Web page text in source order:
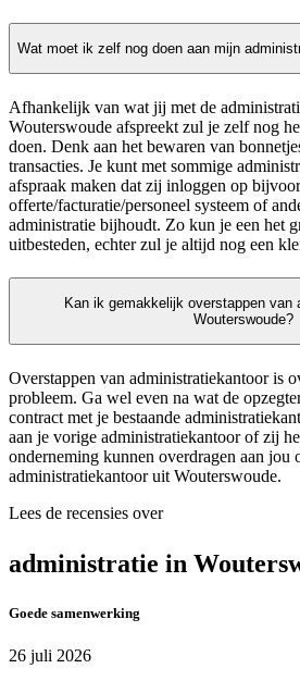
Wat moet ik zelf nog doen aan mijn
Afhankelijk van wat jij met de
Wouterswoude afspreekt zul je zelf nog
doen. Denk aan het bewaren van
transacties. Je kunt met sommige
afspraak maken dat zij inloggen op
offerte/facturatie/personeel systeem of
administratie bijhoudt. Zo kun je een het
uitbesteden, echter zul je altijd nog een
Kan ik gemakkelijk overstappen van
Wouterswoude?
Overstappen van administratiekantoor is
probleem. Ga wel even na wat de
contract met je bestaande
aan je vorige administratiekantoor of zij
onderneming kunnen overdragen aan jou
administratiekantoor uit Wouterswoude.
Lees de recensies over
administratie in
Goede samenwerking
26 juli 2026